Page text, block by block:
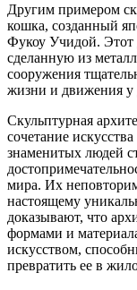
Другим примером
кошка, созданный
Фукоу Учидой. Этот
сделанную из
сооружения
жизни и движения у
Скульптурная
сочетание
знаменитых людей
мира. Их
настоящему
доказывают, что
формами и
искусством,
превратить ее в